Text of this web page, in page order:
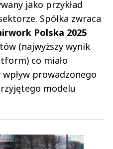
jako przykład
Spółka zwraca
Polska 2025
(najwyższy wynik
co miało
prowadzonego
modelu